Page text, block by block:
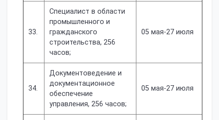
33.
Специалист в области
промышленного и
гражданского
строительства, 256
часов;
05 мая-27 июля
34.
Документоведение и
документационное
обеспечение
управления, 256 часов;
05 мая-27 июля